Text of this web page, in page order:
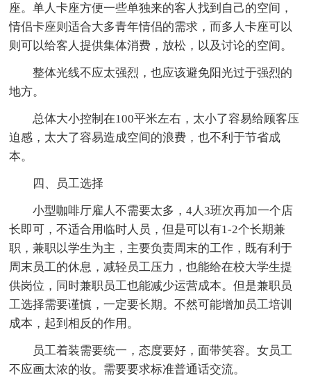
座。单人卡座方便一些单独来的客人找到自己的空间，
情侣卡座则适合大多青年情侣的需求，而多人卡座可以
则可以给客人提供集体消费，放松，以及讨论的空间。
整体光线不应太强烈，也应该避免阳光过于强烈的
地方。
总体大小控制在100平米左右，太小了容易给顾客压
迫感，太大了容易造成空间的浪费，也不利于节省成
本。
四、员工选择
小型咖啡厅雇人不需要太多，4人3班次再加一个店
长即可，不适合用临时人员，但是可以有1-2个长期兼
职，兼职以学生为主，主要负责周末的工作，既有利于
周末员工的休息，减轻员工压力，也能给在校大学生提
供岗位，同时兼职员工也能减少运营成本。但是兼职员
工选择需要谨慎，一定要长期。不然可能增加员工培训
成本，起到相反的作用。
员工着装需要统一，态度要好，面带笑容。女员工
不应画太浓的妆。需要要求标准普通话交流。